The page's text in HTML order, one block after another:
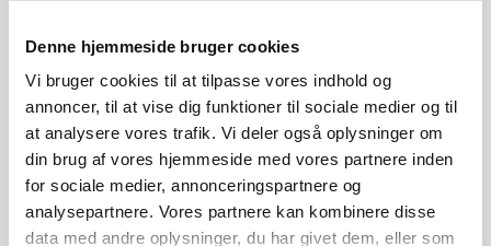
Denne hjemmeside bruger cookies
Vi bruger cookies til at tilpasse vores indhold og
annoncer, til at vise dig funktioner til sociale medier og til
at analysere vores trafik. Vi deler også oplysninger om
din brug af vores hjemmeside med vores partnere inden
for sociale medier, annonceringspartnere og
analysepartnere. Vores partnere kan kombinere disse
data med andre oplysninger, du har givet dem, eller som
SPAR 6%